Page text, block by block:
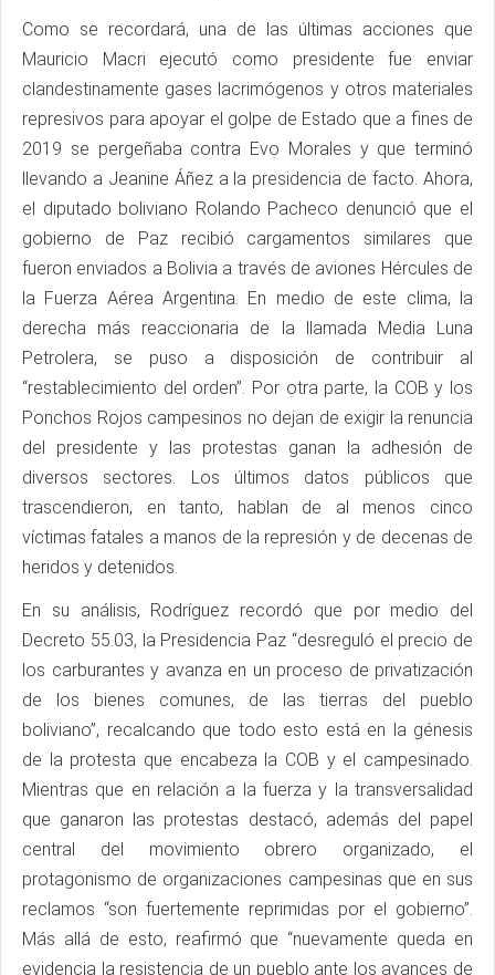
Como se recordará, una de las últimas acciones que
Mauricio Macri ejecutó como presidente fue enviar
clandestinamente gases lacrimógenos y otros materiales
represivos para apoyar el golpe de Estado que a fines de
2019 se pergeñaba contra Evo Morales y que terminó
llevando a Jeanine Áñez a la presidencia de facto. Ahora,
el diputado boliviano Rolando Pacheco denunció que el
gobierno de Paz recibió cargamentos similares que
fueron enviados a Bolivia a través de aviones Hércules de
la Fuerza Aérea Argentina. En medio de este clima, la
derecha más reaccionaria de la llamada Media Luna
Petrolera, se puso a disposición de contribuir al
“restablecimiento del orden”. Por otra parte, la COB y los
Ponchos Rojos campesinos no dejan de exigir la renuncia
del presidente y las protestas ganan la adhesión de
diversos sectores. Los últimos datos públicos que
trascendieron, en tanto, hablan de al menos cinco
víctimas fatales a manos de la represión y de decenas de
heridos y detenidos.
En su análisis, Rodríguez recordó que por medio del
Decreto 55.03, la Presidencia Paz “desreguló el precio de
los carburantes y avanza en un proceso de privatización
de los bienes comunes, de las tierras del pueblo
boliviano”, recalcando que todo esto está en la génesis
de la protesta que encabeza la COB y el campesinado.
Mientras que en relación a la fuerza y la transversalidad
que ganaron las protestas destacó, además del papel
central del movimiento obrero organizado, el
protagonismo de organizaciones campesinas que en sus
reclamos “son fuertemente reprimidas por el gobierno”.
Más allá de esto, reafirmó que “nuevamente queda en
evidencia la resistencia de un pueblo ante los avances de